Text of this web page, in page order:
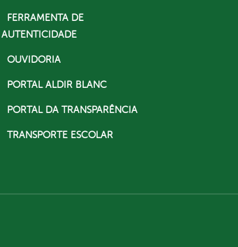
FERRAMENTA DE
AUTENTICIDADE
OUVIDORIA
PORTAL ALDIR BLANC
PORTAL DA TRANSPARÊNCIA
TRANSPORTE ESCOLAR